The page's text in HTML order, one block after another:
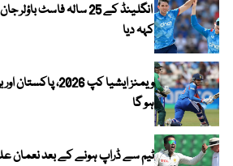
انگلینڈ کے 25 سالہ فاسٹ
کہہ دیا
ویمنز ایشیا کپ
ہو گا
ٹیم سے ڈراپ ہونے کے بعد نعمان